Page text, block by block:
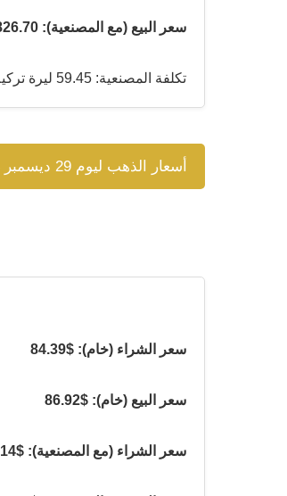
سعر البيع (مع المصنعية): 826.70 ليرة تركية
تكلفة المصنعية: 59.45 ليرة تركية
أسعار الذهب ليوم 29 ديسمبر 2024
سعر الشراء (خام): $84.39
سعر البيع (خام): $86.92
سعر الشراء (مع المصنعية): $91.14